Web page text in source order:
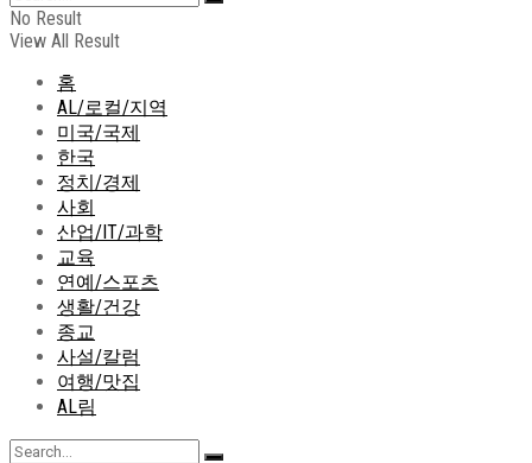
No Result
View All Result
홈
AL/로컬/지역
미국/국제
한국
정치/경제
사회
산업/IT/과학
교육
연예/스포츠
생활/건강
종교
사설/칼럼
여행/맛집
AL림